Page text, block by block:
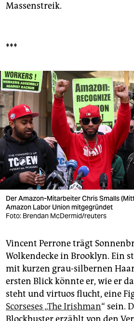
Massenstreik.
***
Der Amazon-Mitarbeiter Chris Smalls
Amazon Labor Union mitgegründet
Foto: Brendan McDermid/reuters
Vincent Perrone trägt
Wolkendecke in Brooklyn. Ein
mit kurzen grau-silbernen
ersten Blick könnte er, wie er
steht und virtuos flucht, eine
Scorseses „The Irishman“ sein.